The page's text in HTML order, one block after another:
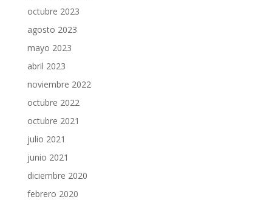
octubre 2023
agosto 2023
mayo 2023
abril 2023
noviembre 2022
octubre 2022
octubre 2021
julio 2021
junio 2021
diciembre 2020
febrero 2020